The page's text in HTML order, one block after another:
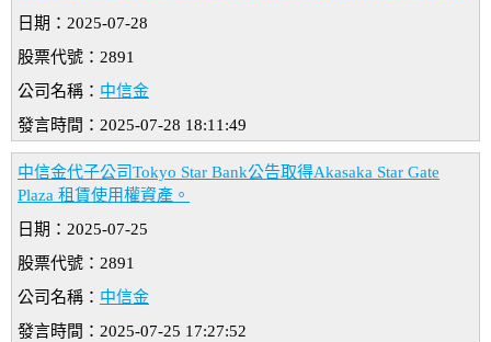
日期：2025-07-28
股票代號：2891
公司名稱： 中信金
發言時間：2025-07-28 18:11:49
中信金代子公司Tokyo Star Bank公告取得Akasaka Star Gate
Plaza 租賃使用權資產。
日期：2025-07-25
股票代號：2891
公司名稱： 中信金
發言時間：2025-07-25 17:27:52